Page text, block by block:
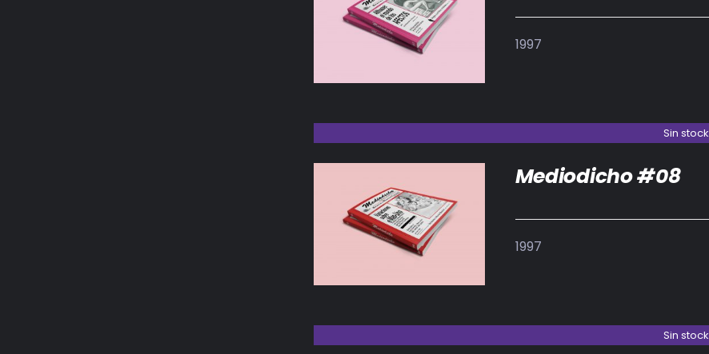
DETALLES
1997
Sin stock
DETALLES
Mediodicho #08
1997
Sin stock